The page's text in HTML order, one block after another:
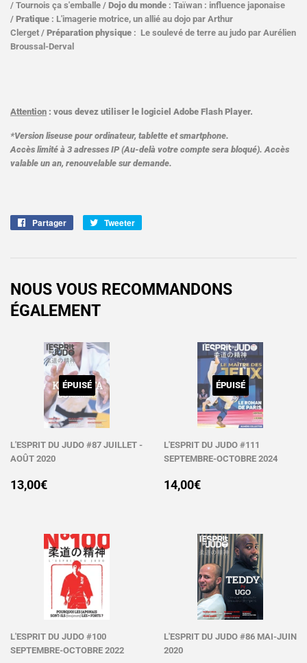
/ Tournois ça s'emballe / Dojo du monde : Taïwan : influence japonaise
/ Pratique : L'imagerie motrice, un allié au dojo par Arthur
Clerget / Préparation physique : Le soulevé de terre au judo par Aurélien
Broussal-Derval
Attention : vous devez utiliser le logiciel Adobe Flash Player.
*Version liseuse pour ordinateur, tablette et smartphone.
Accès limité à 3 adresses IP (Au-delà votre compte sera bloqué). Accès
valable un an, renouvelable sur demande.
Partager
PartagerTweeter
NOUS VOUS RECOMMANDONS
ÉGALEMENT
ÉPUISÉ
L'ESPRIT DU JUDO #87 JUILLET -
AOÛT 2020
PRIX
13,00€
ÉPUISÉ
L'ESPRIT DU JUDO #111
SEPTEMBRE-OCTOBRE 2024
PRIX
14,00€
L'ESPRIT DU JUDO #100
SEPTEMBRE-OCTOBRE 2022
L'ESPRIT DU JUDO #86 MAI-JUIN
2020